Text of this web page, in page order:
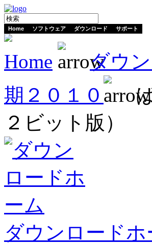
Home ソフトウェア ダウンロード サポート
Home
ダウ
期２０１０
２ビット版）
ダウンロードホ